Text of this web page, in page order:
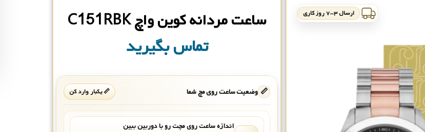
ارسال ۳-۷ روز کاری ساعت مردانه کوین واچ C151RBK
تماس بگیرید
📏 وضعیت ساعت روی مچ شما 📏 یکبار وارد کن
اندازه ساعت روی مچت رو با دوربین ببین